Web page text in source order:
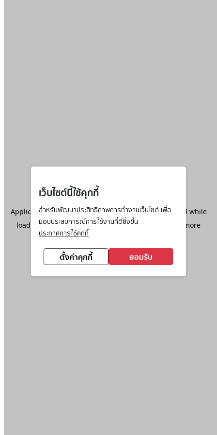
เว็บไซต์นี้ใช้คุกกี้
สำหรับพัฒนาประสิทธิภาพการทำงานเว็บไซต์ เพื่อ
มอบประสบการณ์การใช้งานที่ดียิ่งขึ้น
ประกาศการใช้คุกกี้
ตั้งค่าคุกกี้ ยอมรับ
Application error: aclient-side exception has occurred while
loadingwww.ktc.co.th(see the browser console
for more
information).